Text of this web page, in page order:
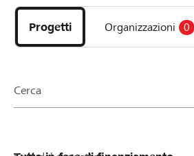
i
progetti
e
della
Progetti Organizzazioni 0
Cerca